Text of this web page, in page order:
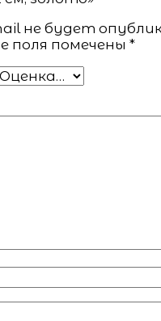
не будет
поля помечены *